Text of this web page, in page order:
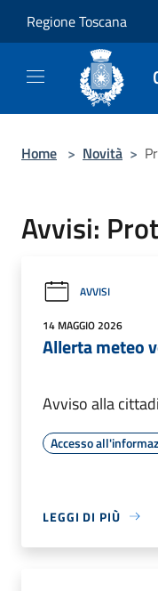
Regione Toscana
Home > Novità >
Avvisi:
AVVISI
14 MAGGIO 2026
Allerta meteo
Avviso alla
Accesso
LEGGI DI PIÙ